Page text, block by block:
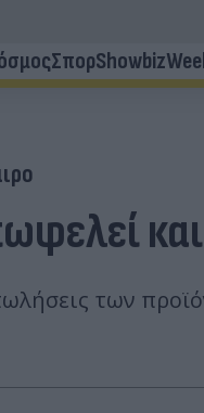
ΣπορShowbiz
των